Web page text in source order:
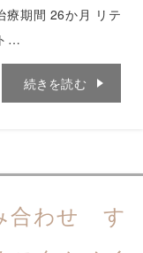
療期間 26か月 リテ
…
続きを読む
合わせ す